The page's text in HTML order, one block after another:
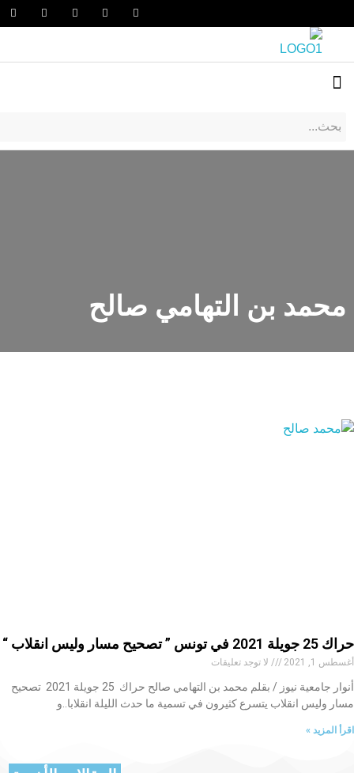
محمد بن التهامي صالح
حراك 25 جويلة 2021 في تونس ” تصحيح مسار وليس انقلاب “
أغسطس 1, 2021 لا توجد تعليقات
أنوار جامعية نيوز / بقلم محمد بن التهامي صالح حراك 25 جويلة 2021 تصحيح
مسار وليس انقلاب يتسرع كثيرون في تسمية ما حدث الليلة انقلابا..و
اقرأ المزيد »